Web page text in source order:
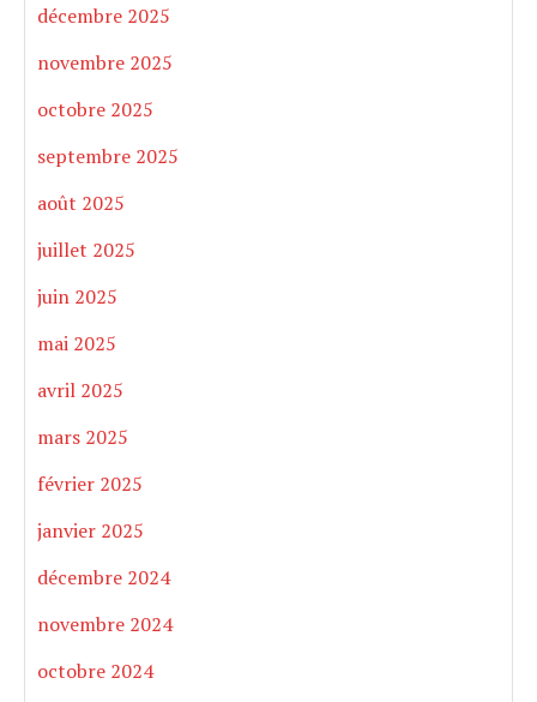
décembre 2025
novembre 2025
octobre 2025
septembre 2025
août 2025
juillet 2025
juin 2025
mai 2025
avril 2025
mars 2025
février 2025
janvier 2025
décembre 2024
novembre 2024
octobre 2024